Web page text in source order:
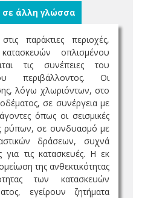
σε άλλη γλώσσα
παράκτιες περιοχές,
οπλισμένου
τις συνέπειες του
περιβάλλοντος. Οι
λόγω χλωριόντων, στο
σε συνέργεια με
όπως οι σεισμικές
ρύπων, σε συνδυασμό με
δράσεων, συχνά
για τις κατασκευές. Η εκ
της ανθεκτικότητας
των κατασκευών
εγείρουν ζητήματα